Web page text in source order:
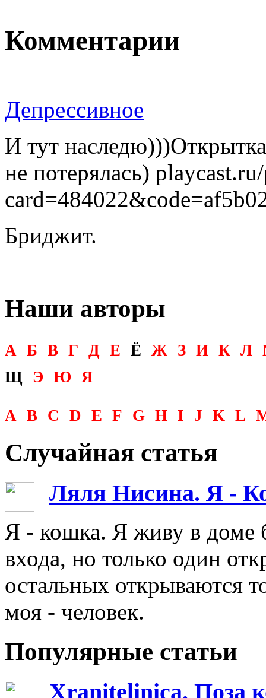
Комментарии
Депрессивное
И тут
не потерялась)
Бриджит.
Наши авторы
А Б В Г Д Е Ё Ж З И К Л
Щ Э Ю Я
A B C D E F G H I J K L
Случайная статья
Ляля Нисина. Я -
Я - кошка. Я живу в доме
входа, но только один
остальных открываются
моя - человек.
Популярные статьи
Xranitelinica. Поза